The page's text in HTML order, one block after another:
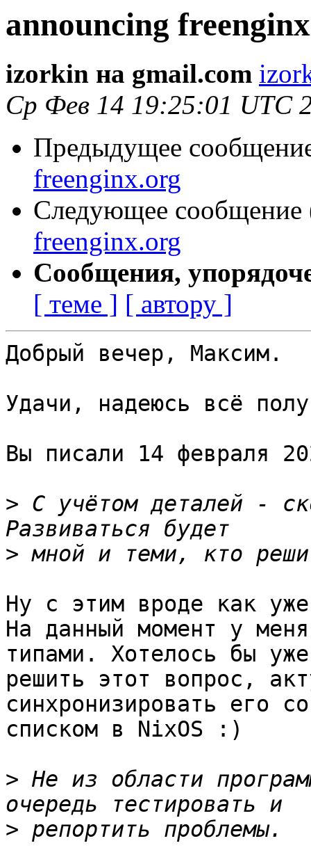
announcing
izorkin на gmail.com
Ср Фев 14 19:25:01 UTC
Предыдущее
freenginx.org
Следующее сообщение
freenginx.org
Сообщения,
[ теме ] [ автору ]
Добрый вечер, Максим.
Удачи, надеюсь всё
Вы писали 14 февраля
> С учётом деталей -
>
Ну с этим вроде как
На данный момент у
типами. Хотелось бы уже
решить этот вопрос,
синхронизировать его со
списком в NixOS :)
> Не из области
>